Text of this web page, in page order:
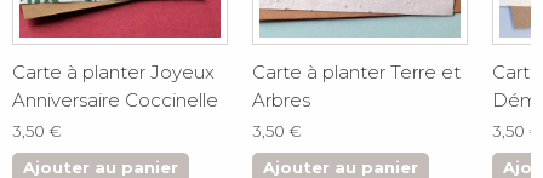
Carte à planter Joyeux
Anniversaire Coccinelle
3,50 €
Ajouter au panier
Carte à planter Terre et
Arbres
3,50 €
Ajouter au panier
3,50 €